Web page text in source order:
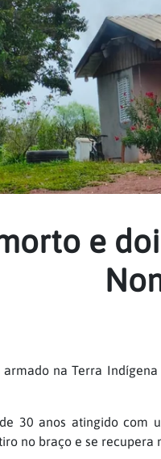
e
na Terra
30 anos atingido
no braço e se recupera